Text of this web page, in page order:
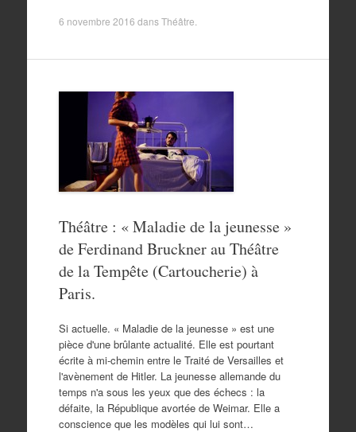
6 novembre 2016 dansThéâtre
Théâtre : « Maladie de la jeunesse »
de Ferdinand Bruckner au Théâtre
de la Tempête (Cartoucherie) à
Paris.
Si actuelle. « Maladie de la jeunesse » est une
pièce d'une brûlante actualité. Elle est pourtant
écrite à mi-chemin entre le Traité de Versailles et
l'avènement de Hitler. La jeunesse allemande du
temps n'a sous les yeux que des échecs : la
défaite, la République avortée de Weimar. Elle a
conscience que les modèles qui lui sont…